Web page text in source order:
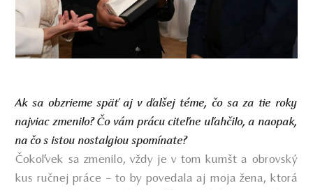
Ak sa obzrieme späť aj v ďalšej téme, čo sa za tie roky
najviac zmenilo? Čo vám prácu citeľne uľahčilo, a naopak,
na čo s istou nostalgiou spomínate?
Čokoľvek sa zmenilo, vždy je v tom kumšt a obrovský
kus ručnej práce – to by povedala aj moja žena, ktorá